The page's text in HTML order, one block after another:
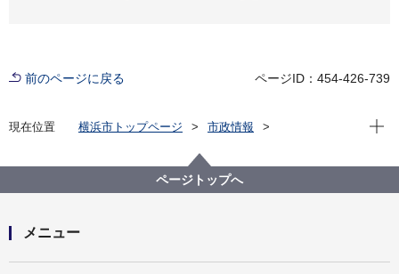
前のページに戻る ページID：454-426-739
現在位置 横浜市トップページ
市政情報
九都県市が連携して広告宣伝車の屋外広告物規制に取
り組んでいます！
現在
ページトップへ
メニュー